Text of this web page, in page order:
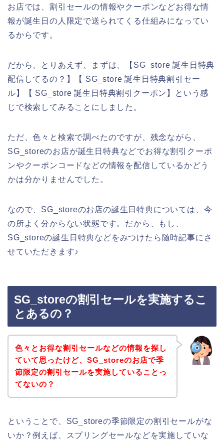
お店では、割引セールの情報やクーポンなどお得な情
報が誕生日の人限定で送られてくる仕組みになってい
るからです。
だから、とりあえず、まずは、【SG_store 誕生日特典
配信してるの？】【 SG_store 誕生日特典割引セー
ル】【 SG_store 誕生日特典割引クーポン】という感
じで検索してみることにしました。
ただ、色々と検索で調べたのですが、残念ながら、
SG_storeのお店が誕生日特典などでお得な割引クーポ
ンやクーポンコードなどの情報を配信しているかどう
かは分かりませんでした。
なので、SG_storeのお店の誕生日特典については、今
の所よく分からない状態です。だから、もし、
SG_storeの誕生日特典などをみつけたら随時記事にさ
せていただきます♪
SG_storeの割引セールを実施するこ
とあるの？
色々とお得な割引セールなどの情報を探し
ていて思ったけど、SG_storeのお店で季
節限定の割引セールを実施していることっ
てないの？
ということで、SG_storeの季節限定の割引セールがな
いか？例えば、スプリングセールなどを実施していな